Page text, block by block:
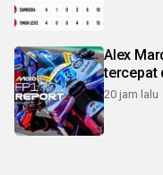
Alex
tercepat
20 jam lalu